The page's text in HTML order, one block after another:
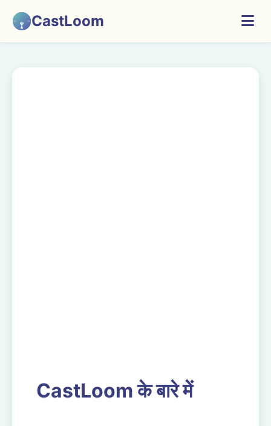
CastLoom
CastLoom के बारे में